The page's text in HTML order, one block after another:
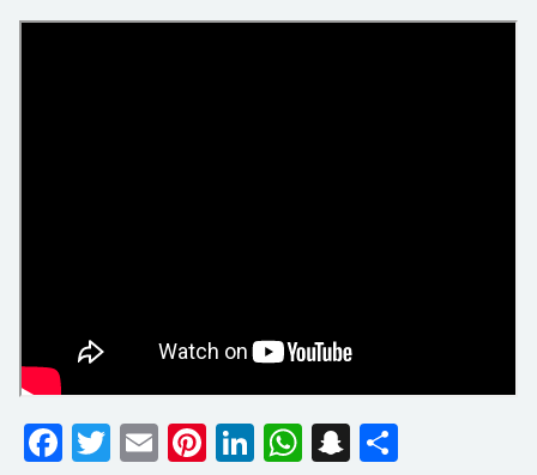
Facebook
Twitter
EmailPinterest
LinkedIn
WhatsApp
Snapchat